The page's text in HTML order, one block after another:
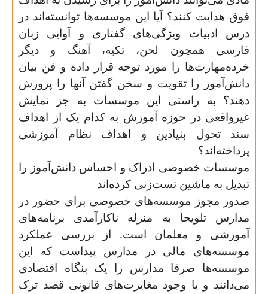
فوق هدایت کنند؟ آیا این موسسه‌ها توانسته‌اند در
درس ادبیات ویژگی‌های گفتاری و آوایی زبان
فارسی همچون لحن، تکیه، آهنگ و دیگر
خرده‌مهارت‌ها را مورد توجه قرار داده و فن بیان
دانش‌آموز را تقویت و سخن گفتن آنها را پرورش
دهند؟ به راستی این موسسات به جز نمایش
غیر‌واقعی در حوزه آموزش به کدام یک از اهداف
سند تحول بنیادین و اهداف نظام آموزشی
پرداخته‌اند؟
موسسات خصوصی ادراک و احساس دانش‌آموز را
تبدیل به ماشین تست‌زنی کرده‌اند
صدور مجوز موسسه‌های خصوصی برای حضور در
مدارس تلویحا به منزله ناکارآمدی برنامه‌های
آموزشی و معلمان است. از بررسی عملکرد
موسسه‌های مالی در مدارس پیداست که این
موسسه‌ها صرفا مدارس را یک بنگاه اقتصادی
می‌دانند و با وجود مغایرت‌های قانونی قصد ترک